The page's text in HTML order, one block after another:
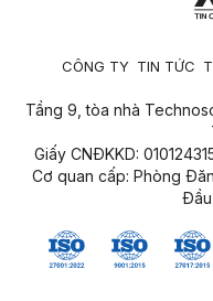
CÔNG TY TIN TỨC
Tầng 9, tòa nhà
Giấy CNĐKKD:
Cơ quan cấp: Phòng
Đầu